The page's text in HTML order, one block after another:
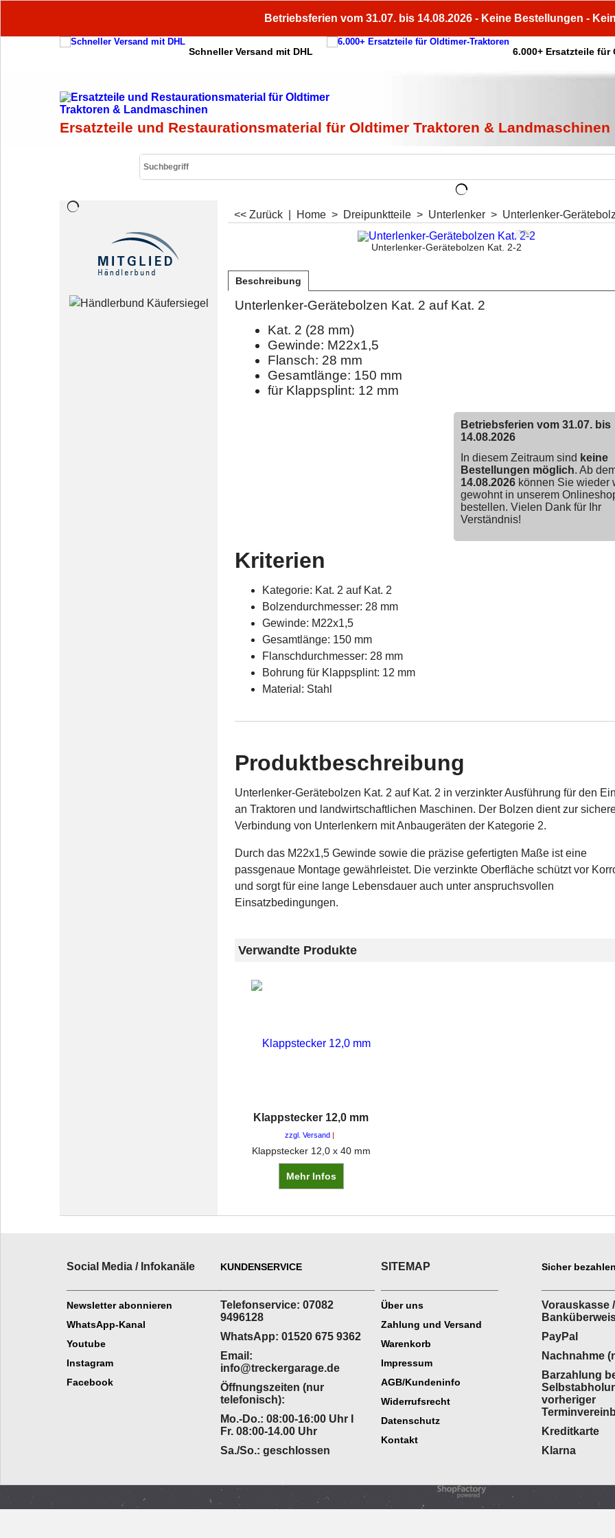
Betriebsferien vom 31.07. bis 14.08.2026 - Keine Bestellungen -
Schneller Versand mit DHL 6.000+ Ersatzteile für
Ersatzteile und Restaurationsmaterial für Oldtimer Traktoren & Landmaschinen
<< Zurück Home > Dreipunktteile > Unterlenker > Unterlenker-
Unterlenker-Gerätebolzen Kat. 2-2
Beschreibung
Unterlenker-Gerätebolzen Kat. 2 auf Kat. 2
Kat. 2 (28 mm)
Gewinde: M22x1,5
Flansch: 28 mm
Gesamtlänge: 150 mm
für Klappsplint: 12 mm
Betriebsferien vom 31.07. bis
14.08.2026
In diesem Zeitraum sind keine
Bestellungen möglich. Ab
14.08.2026können Sie wieder
gewohnt in unserem
bestellen. Vielen Dank für Ihr
Verständnis!
Kriterien
Kategorie: Kat. 2 auf Kat. 2
Bolzendurchmesser: 28 mm
Gewinde: M22x1,5
Gesamtlänge: 150 mm
Flanschdurchmesser: 28 mm
Bohrung für Klappsplint: 12 mm
Material: Stahl
Produktbeschreibung
Unterlenker-Gerätebolzen Kat. 2 auf Kat. 2 in verzinkter Ausführung für den
an Traktoren und landwirtschaftlichen Maschinen. Der Bolzen dient zur
Verbindung von Unterlenkern mit Anbaugeräten der Kategorie 2.
Durch das M22x1,5 Gewinde sowie die präzise gefertigten Maße ist eine
passgenaue Montage gewährleistet. Die verzinkte Oberfläche schützt vor
und sorgt für eine lange Lebensdauer auch unter anspruchsvollen
Einsatzbedingungen.
Verwandte Produkte
Klappstecker 12,0 mm
zzgl. Versand
Klappstecker 12,0 x 40 mm
Mehr Infos
Social Media / Infokanäle
Newsletter abonnieren
WhatsApp-Kanal
Youtube
Instagram
Facebook
KUNDENSERVICE
Telefonservice: 07082
9496128
WhatsApp: 01520 675 9362
Email:
info@treckergarage.de
Öffnungszeiten (nur
telefonisch):
Mo.-Do.: 08:00-16:00 Uhr I
Fr. 08:00-14.00 Uhr
Sa./So.: geschlossen
SITEMAP
Über uns
Zahlung und Versand
Warenkorb
Impressum
AGB/Kundeninfo
Widerrufsrecht
Datenschutz
Kontakt
Sicher
Vorauskasse /
PayPal
Nachnahme
Barzahlung
vorheriger
Kreditkarte
Klarna
WebShop erstellt mit
ShopFactory Shop
Software.